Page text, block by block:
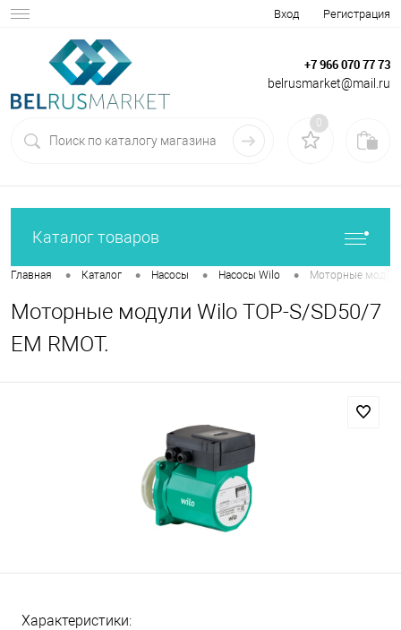
Вход Регистрация
+7 966 070 77 73
belrusmarket@mail.ru
0
Каталог товаров
Главная • Каталог • Насосы • Насосы Wilo • Моторные модули
Моторные модули Wilo TOP-S/SD50/7
EM RMOT.
Характеристики: